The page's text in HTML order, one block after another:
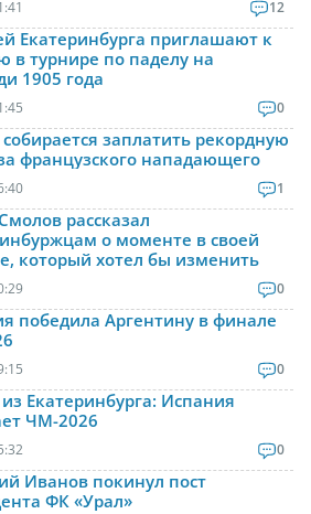
12
Екатеринбурга приглашают к
в турнире по паделу на
1905 года
0
заплатить рекордную
французского нападающего
1
рассказал
о моменте в своей
который хотел бы изменить
0
победила Аргентину в финале
0
Екатеринбурга: Испания
ЧМ-2026
0
Иванов покинул пост
ФК «Урал»